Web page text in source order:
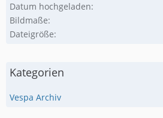
Datum hochgeladen
Bildmaße
Dateigröße
Kategorien
Vespa Archiv